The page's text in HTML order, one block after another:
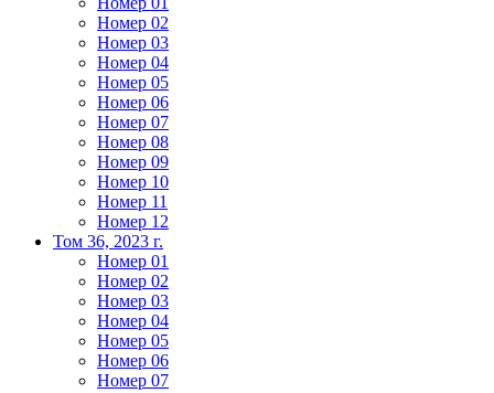
Номер 02
Номер 03
Номер 04
Номер 05
Номер 06
Номер 07
Номер 08
Номер 09
Номер 10
Номер 11
Номер 12
Том 36, 2023 г.
Номер 01
Номер 02
Номер 03
Номер 04
Номер 05
Номер 06
Номер 07